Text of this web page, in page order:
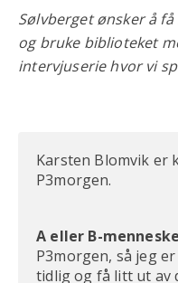
Sølvberget ønsker å
og bruke biblioteket
intervjuserie hvor vi
Karsten Blomvik er
P3morgen.
A eller B-
P3morgen, så jeg
tidlig og få litt ut av